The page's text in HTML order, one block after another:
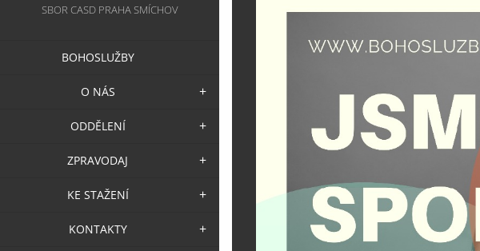
SBOR CASD PRAHA SMÍCHOV
BOHOSLUŽBY
O NÁS
ODDĚLENÍ
ZPRAVODAJ
KE STAŽENÍ
KONTAKTY